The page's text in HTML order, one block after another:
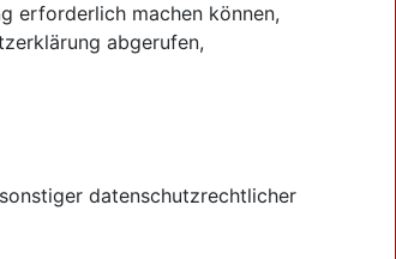
erforderlich machen können,
abgerufen,
datenschutzrechtlicher